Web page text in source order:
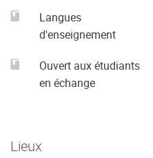
Langues
d'enseignement
Ouvert aux étudiants
en échange
Lieux